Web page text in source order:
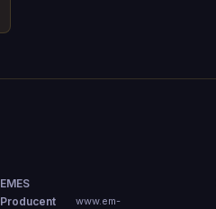
EMES
Producent
www.em-